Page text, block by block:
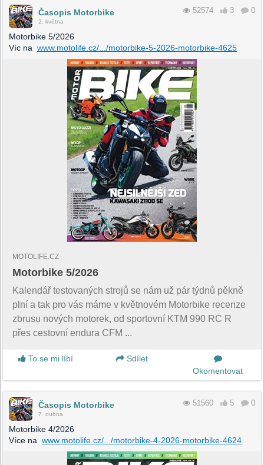
Časopis Motorbike
2. května
52574 3 0
Motorbike 5/2026
Víc na www.motolife.cz/.../motorbike-5-2026-motorbike-4625
MOTOLIFE.CZ
Motorbike 5/2026
Kalendář testovaných strojů se nám už pár týdnů pěkně
plní a tak pro vás máme v květnovém Motorbike recenze
zbrusu nových motorek, od sportovní KTM 990 RC R
přes cestovní endura CFM ...
To se mi líbí
Sdílet
Okomentovat
Časopis Motorbike
7. dubna
51560 5 0
Motorbike 4/2026
Více na www.motolife.cz/.../motorbike-4-2026-motorbike-4624